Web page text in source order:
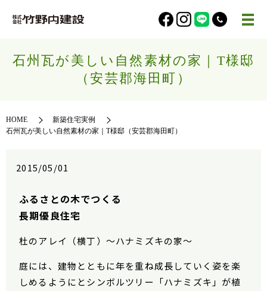
石州瓦が美しい自然素材の家｜T様邸
（安芸郡海田町）
HOME
新築住宅実例
石州瓦が美しい自然素材の家｜T様邸（安芸郡海田町）
2015/05/01
ふるさとの木でつくる
長期優良住宅
杜のアレイ（横丁）～ハナミズキの家～
庭には、建物とともに年を重ね成長していく姿を楽
しめるようにとシンボルツリー「ハナミズキ」が植